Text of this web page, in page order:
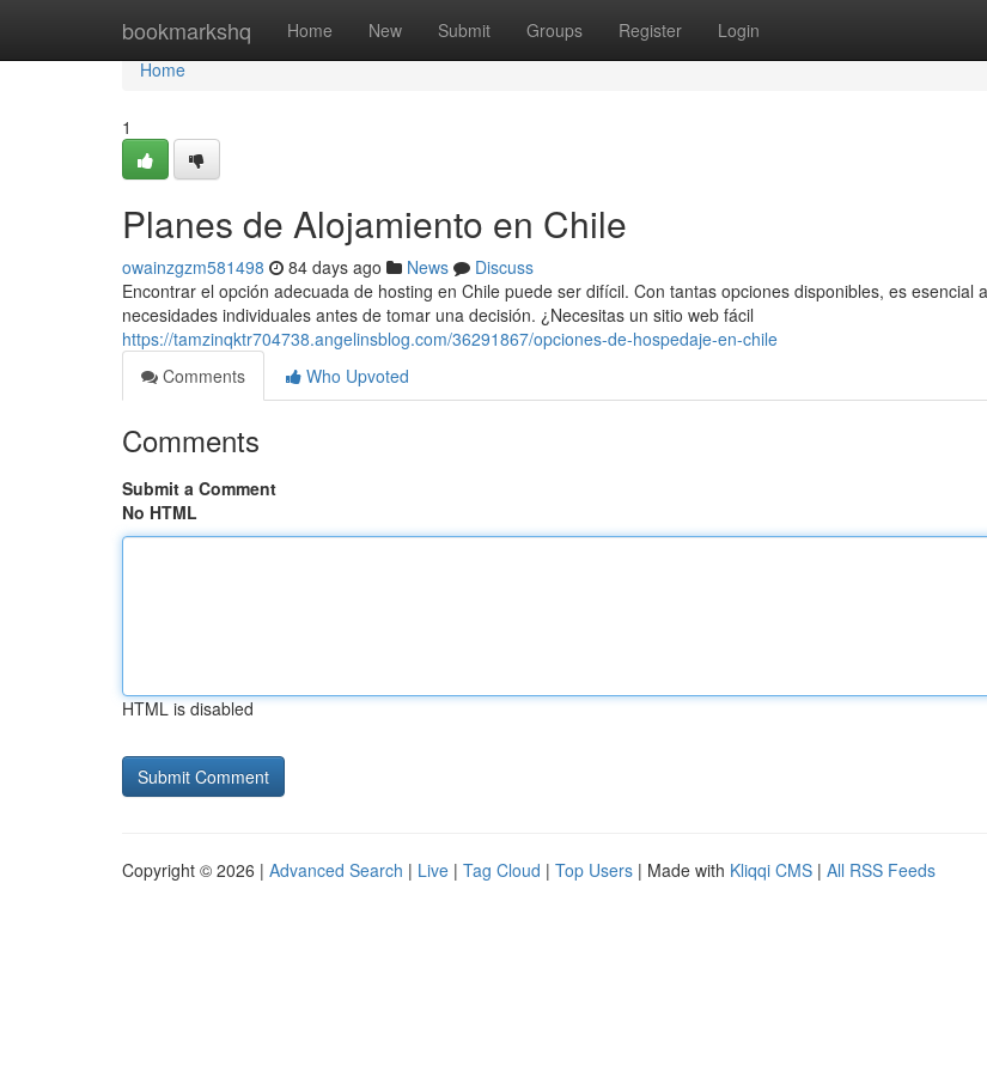
bookmarkshq Home New Submit Groups Register Login
Home
Home
1
Planes de Alojamiento en Chile
owainzgzm581498 84 days ago News
Discuss
Encontrar el opción adecuada de hosting en Chile puede ser difícil. Con tantas opciones disponibles, es esencial
necesidades individuales antes de tomar una decisión. ¿Necesitas un sitio web fácil
https://tamzinqktr704738.angelinsblog.com/36291867/opciones-de-hospedaje-en-chile
Comments
Who Upvoted
Comments
Submit a Comment
No HTML
HTML is disabled
Copyright © 2026 | Advanced Search | Live | Tag Cloud | Top Users | Made with Kliqqi CMS | All RSS Feeds